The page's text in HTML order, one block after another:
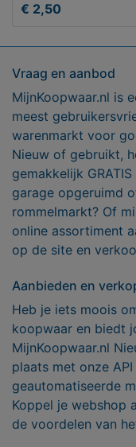
€ 2,50
Vraag en aanbod
MijnKoopwaar.nl is
meest
warenmarkt voor
Nieuw of gebruikt,
gemakkelijk
garage opgeruimd
rommelmarkt? Of
online assortiment
op de site en
Aanbieden en
Heb je iets moois
koopwaar en biedt
MijnKoopwaar.nl
plaats met onze
geautomatiseerde
Koppel je webshop
de voordelen van